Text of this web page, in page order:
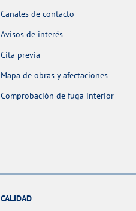
Canales de contacto
Avisos de interés
Cita previa
Mapa de obras y afectaciones
Comprobación de fuga interior
CALIDAD